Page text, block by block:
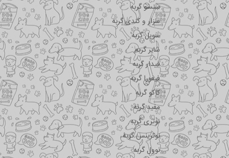
سنسو گربه
سزار و کندی گربه
سویل گربه
شایر گربه
فیدار گربه
فیفورا گربه
کاکو گربه
مفید گربه
نوتری گربه
نوترینس گربه
نوول گربه